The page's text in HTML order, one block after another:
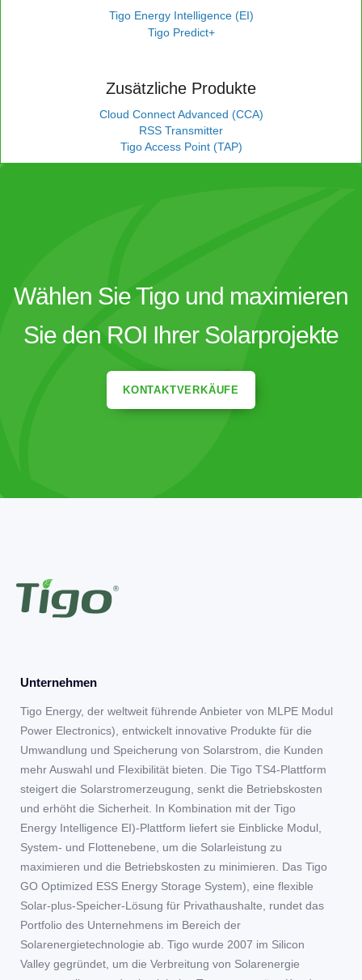
Tigo Energy Intelligence (EI)
Tigo Predict+
Zusätzliche Produkte
Cloud Connect Advanced (CCA)
RSS Transmitter
Tigo Access Point (TAP)
Wählen Sie Tigo und maximieren
Sie den ROI Ihrer Solarprojekte
KONTAKTVERKÄUFE
Unternehmen
Tigo Energy, der weltweit führende Anbieter von MLPE Modul
Power Electronics), entwickelt innovative Produkte für die
Umwandlung und Speicherung von Solarstrom, die Kunden
mehr Auswahl und Flexibilität bieten. Die Tigo TS4-Plattform
steigert die Solarstromerzeugung, senkt die Betriebskosten
und erhöht die Sicherheit. In Kombination mit der Tigo
Energy Intelligence EI)-Plattform liefert sie Einblicke Modul,
System- und Flottenebene, um die Solarleistung zu
maximieren und die Betriebskosten zu minimieren. Das Tigo
GO Optimized ESS Energy Storage System), eine flexible
Solar-plus-Speicher-Lösung für Privathaushalte, rundet das
Portfolio des Unternehmens im Bereich der
Solarenergietechnologie ab. Tigo wurde 2007 im Silicon
Valley gegründet, um die Verbreitung von Solarenergie